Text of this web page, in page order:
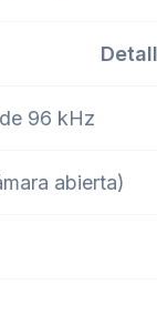
96 kHz
abierta)